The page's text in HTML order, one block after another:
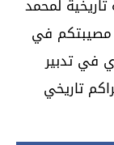
لمحمد
مصيبتكم في
في تدبير
تاريخي